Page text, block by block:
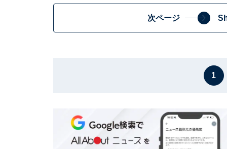
次ページ
1